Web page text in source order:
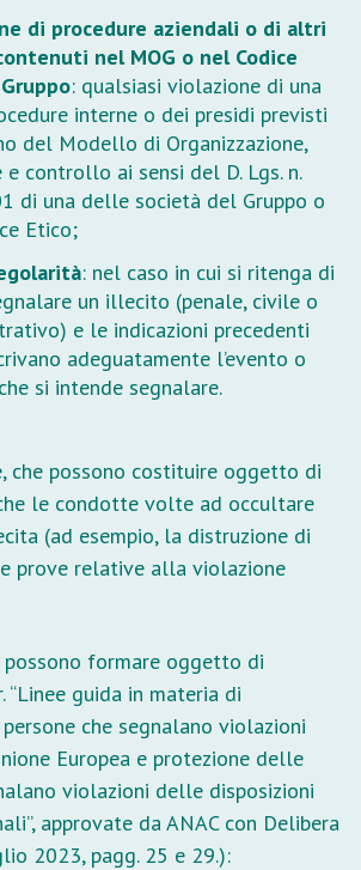
di procedure aziendali o di altri
nel MOG o nel Codice
: qualsiasi violazione di una
interne o dei presidi previsti
del Modello di Organizzazione,
e controllo ai sensi del D. Lgs. n.
di una delle società del Gruppo o
Etico;
: nel caso in cui si ritenga di
un illecito (penale, civile o
e le indicazioni precedenti
adeguatamente l’evento o
si intende segnalare.
che possono costituire oggetto di
le condotte volte ad occultare
(ad esempio, la distruzione di
prove relative alla violazione
formare oggetto di
“Linee guida in materia di
che segnalano violazioni
Europea e protezione delle
violazioni delle disposizioni
approvate da ANAC con Delibera
2023, pagg. 25 e 29.):